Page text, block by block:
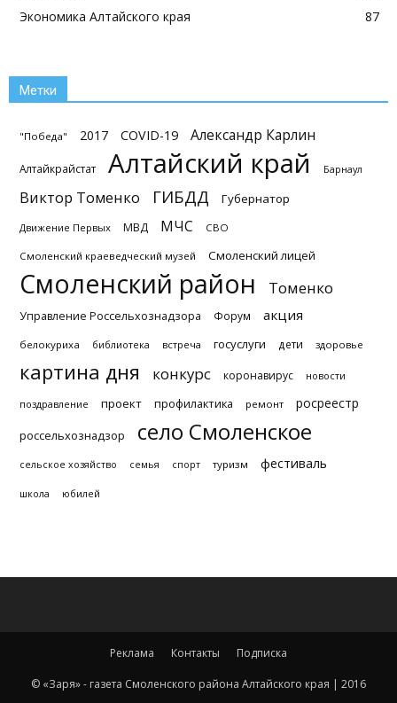
Экономика Алтайского края
87
Метки
"Победа" 2017 COVID-19 Александр Карлин
Алтайкрайстат Алтайский край Барнаул
Виктор Томенко ГИБДД Губернатор
Движение Первых МВД МЧС СВО
Смоленский краеведческий музей Смоленский лицей
Смоленский район Томенко
Управление Россельхознадзора Форум акция
белокуриха библиотека встреча госуслуги дети здоровье
картина дня конкурс коронавирус новости
поздравление проект профилактика ремонт росреестр
россельхознадзор село Смоленское
сельское хозяйство семья спорт туризм фестиваль
школа юбилей
Реклама Контакты Подписка
© «Заря» - газета Смоленского района Алтайского края | 2016